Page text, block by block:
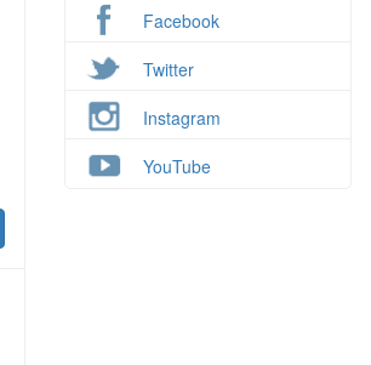
Facebook
Twitter
Instagram
YouTube